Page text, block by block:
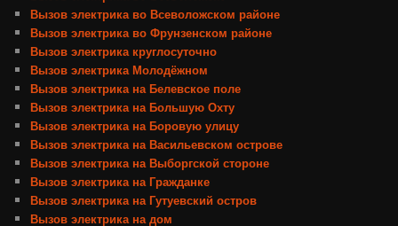
Вызов электрика во Всеволожском районе
Вызов электрика во Фрунзенском районе
Вызов электрика круглосуточно
Вызов электрика Молодёжном
Вызов электрика на Белевское поле
Вызов электрика на Большую Охту
Вызов электрика на Боровую улицу
Вызов электрика на Васильевском острове
Вызов электрика на Выборгской стороне
Вызов электрика на Гражданке
Вызов электрика на Гутуевский остров
Вызов электрика на дом